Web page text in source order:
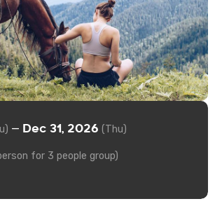
— Dec 31, 2026 (Thu)
for 3 people group)